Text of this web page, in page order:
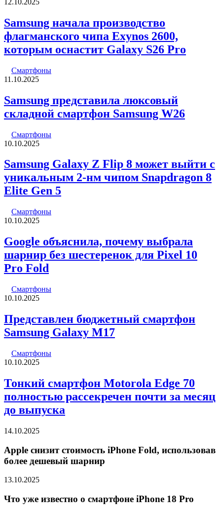
12.10.2025
Samsung начала производство
флагманского чипа Exynos 2600,
которым оснастит Galaxy S26 Pro
Смартфоны
11.10.2025
Samsung представила люксовый
складной смартфон Samsung W26
Смартфоны
10.10.2025
Samsung Galaxy Z Flip 8 может выйти с
уникальным 2-нм чипом Snapdragon 8
Elite Gen 5
Смартфоны
10.10.2025
Google объяснила, почему выбрала
шарнир без шестеренок для Pixel 10
Pro Fold
Смартфоны
10.10.2025
Представлен бюджетный смартфон
Samsung Galaxy M17
Смартфоны
10.10.2025
Тонкий смартфон Motorola Edge 70
полностью рассекречен почти за месяц
до выпуска
14.10.2025
Apple снизит стоимость iPhone Fold, использовав
более дешевый шарнир
13.10.2025
Что уже известно о смартфоне iPhone 18 Pro